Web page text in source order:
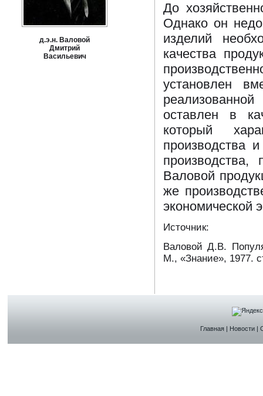
д.э.н. Валовой
Дмитрий
Васильевич
До
Однако он
изделий
качества
установлен
оставлен в
который
производства
производства,
Валовой
же
экономической
Источник:
Валовой Д.В.
М., «Знание», 1977.
Главная| Новости|